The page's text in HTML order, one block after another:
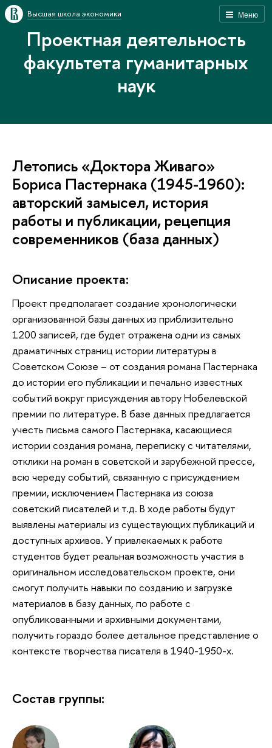
Меню
Высшая школа экономики
Проектная деятельность
факультета гуманитарных
наук
Летопись «Доктора Живаго»
Бориса Пастернака (1945-1960):
авторский замысел, история
работы и публикации, рецепция
современников (база данных)
Описание проекта:
Проект предполагает создание хронологически
организованной базы данных из приблизительно
1200 записей, где будет отражена одни из самых
драматичных страниц истории литературы в
Советском Союзе – от создания романа Пастернака
до истории его публикации и печально известных
событий вокруг присуждения автору Нобелевской
премии по литературе. В базе данных предлагается
учесть письма самого Пастернака, касающиеся
истории создания романа, переписку с читателями,
отклики на роман в советской и зарубежной прессе,
всю череду событий, связанную с присуждением
премии, исключением Пастернака из союза
советский писателей и т.д. В ходе работы будут
выявлены материалы из существующих публикаций и
доступных архивов. У привлекаемых к работе
студентов будет реальная возможность участия в
оригинальном исследовательском проекте, они
смогут получить навыки по созданию и загрузке
материалов в базу данных, по работе с
опубликованными и архивными документами,
получить гораздо более детальное представление о
контексте творчества писателя в 1940-1950-х.
Состав группы: